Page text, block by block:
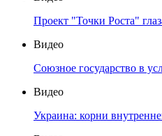
Проект "Точки Роста"
Видео
Союзное государство в
Видео
Украина: корни